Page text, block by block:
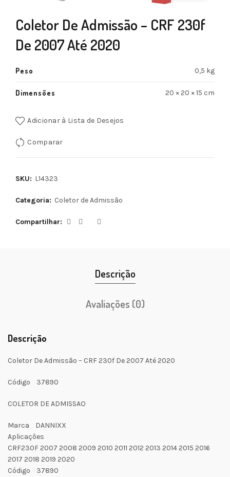
Coletor De Admissão – CRF 230f
De 2007 Até 2020
Peso 0,5 kg
Dimensões 20 × 20 × 15 cm
Adicionar à Lista de Desejos
Comparar
SKU: L14323
Categoria: Coletor de Admissão
Compartilhar
Descrição
Avaliações (0)
Descrição
Coletor De Admissão – CRF 230f De 2007 Até 2020
Código 37890
COLETOR DE ADMISSAO
Marca DANNIXX
Aplicações
CRF230F 2007 2008 2009 2010 2011 2012 2013 2014 2015 2016
2017 2018 2019 2020
Código 37890